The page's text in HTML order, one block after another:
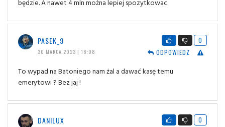
PASEK_9
30 MARCA 2023 | 18:08
0
ODPOWIEDZ
To wypad na Batoniego nam żal a dawać kasę temu
emerytowi ? Bez jaj !
DANILUX
0